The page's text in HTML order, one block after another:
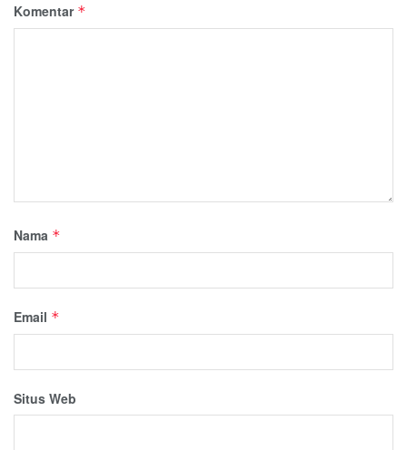
Komentar *
Nama *
Email *
Situs Web